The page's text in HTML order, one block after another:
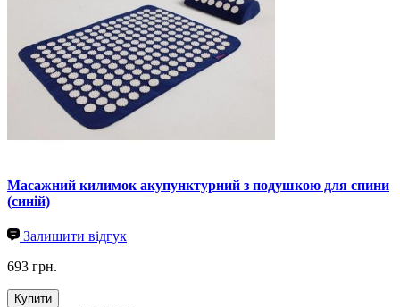
Масажний килимок акупунктурний з подушкою для спини
(синій)
Залишити відгук
693 грн.
Купити